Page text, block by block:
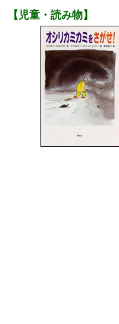
【児童・読み物】